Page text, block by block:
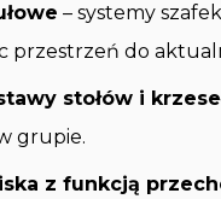
– systemy
przestrzeń do
stołów i
grupie.
z funkcją